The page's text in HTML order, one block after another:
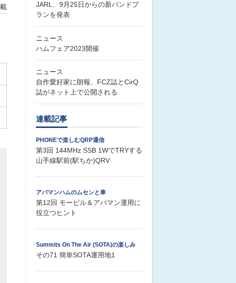
JARL、9月25日からの新バンドプ
ランを発表
ニュース
ハムフェア2023開催
ニュース
自作愛好家に朗報、FCZ誌とCirQ
誌がネット上で公開される
連載記事
PHONEで楽しむQRP通信
第3回 144MHz SSB 1WでTRYする
山手線駅前(駅ちか)QRV
アパマンハムのムセンと車
第12回 モービル＆アパマン運用に
役立つヒント
Summits On The Air (SOTA)の楽しみ
その71 簡単SOTA運用地1